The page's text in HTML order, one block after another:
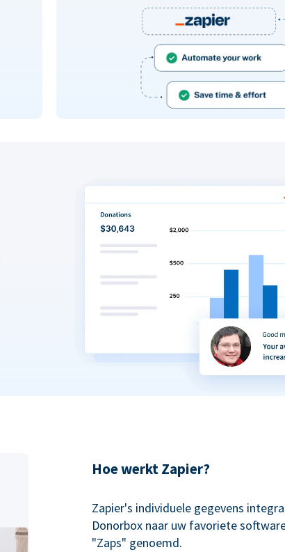
Hoe werkt Zapier?
Zapier's individuele gegevens
Donorbox naar uw favoriete
"Zaps" genoemd.